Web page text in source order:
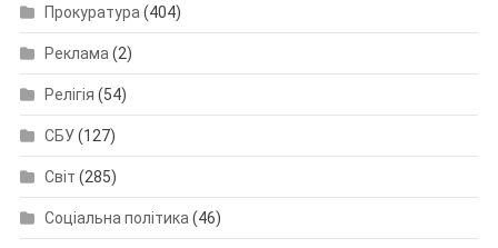
Прокуратура (404)
Реклама (2)
Релігія (54)
СБУ(127)
Світ (285)
Соціальна політика (46)